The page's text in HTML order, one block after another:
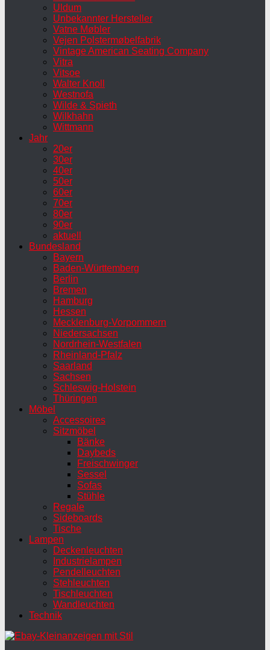
Uldum
Unbekannter Hersteller
Vatne Møbler
Vejen Polstermøbelfabrik
Vintage American Seating Company
Vitra
Vitsoe
Walter Knoll
Westnofa
Wilde & Spieth
Wilkhahn
Wittmann
Jahr
20er
30er
40er
50er
60er
70er
80er
90er
aktuell
Bundesland
Bayern
Baden-Württemberg
Berlin
Bremen
Hamburg
Hessen
Mecklenburg-Vorpommern
Niedersachsen
Nordrhein-Westfalen
Rheinland-Pfalz
Saarland
Sachsen
Schleswig-Holstein
Thüringen
Möbel
Accessoires
Sitzmöbel
Bänke
Daybeds
Freischwinger
Sessel
Sofas
Stühle
Regale
Sideboards
Tische
Lampen
Deckenleuchten
Industrielampen
Pendelleuchten
Stehleuchten
Tischleuchten
Wandleuchten
Technik